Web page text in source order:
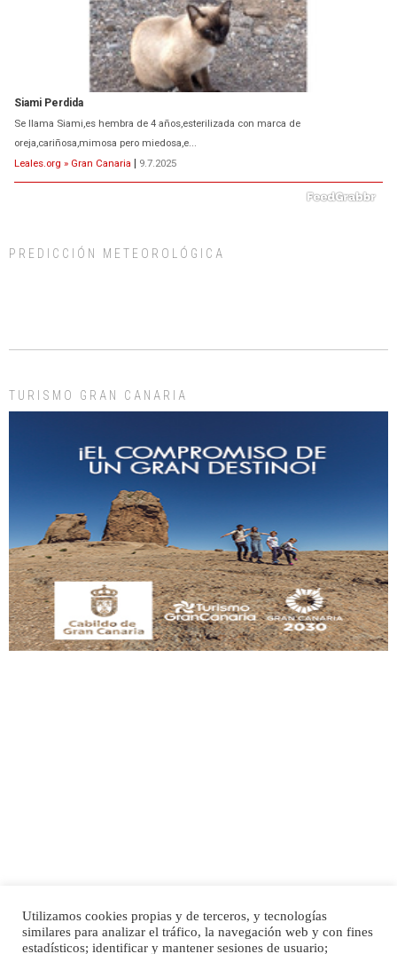
Siami Perdida
Se llama Siami,es hembra de 4 años,esterilizada con marca de
oreja,cariñosa,mimosa pero miedosa,e...
Leales.org » Gran Canaria | 9.7.2025
días, ella incluida...
Gato manso encontrado
Este gato macho ha aparecido en la calle hace menos de un mes, es muy
manso y extremadamente cari...
Leales.org » Gran Canaria | 9.7.2025
SHIBA PERDIDO AVDA JOSE MESA Y LOPEZ
PERRO MACHO RAZA SHIBA CON MICROCHIP PERDIDO HOY 06/07/2025 ZONA
PREDICCIÓN METEOROLÓGICA
TURISMO GRAN CANARIA
Utilizamos cookies propias y de terceros, y tecnologías
similares para analizar el tráfico, la navegación web y con fines
estadísticos; identificar y mantener sesiones de usuario;